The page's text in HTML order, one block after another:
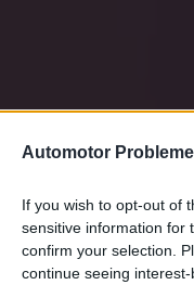
Automotor
If you wish to opt-out of
sensitive information for
confirm your selection.
continue seeing